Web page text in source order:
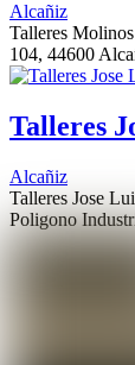
Alcañiz
Talleres
104, 44600
Talleres
Alcañiz
Talleres Jose
Poligono